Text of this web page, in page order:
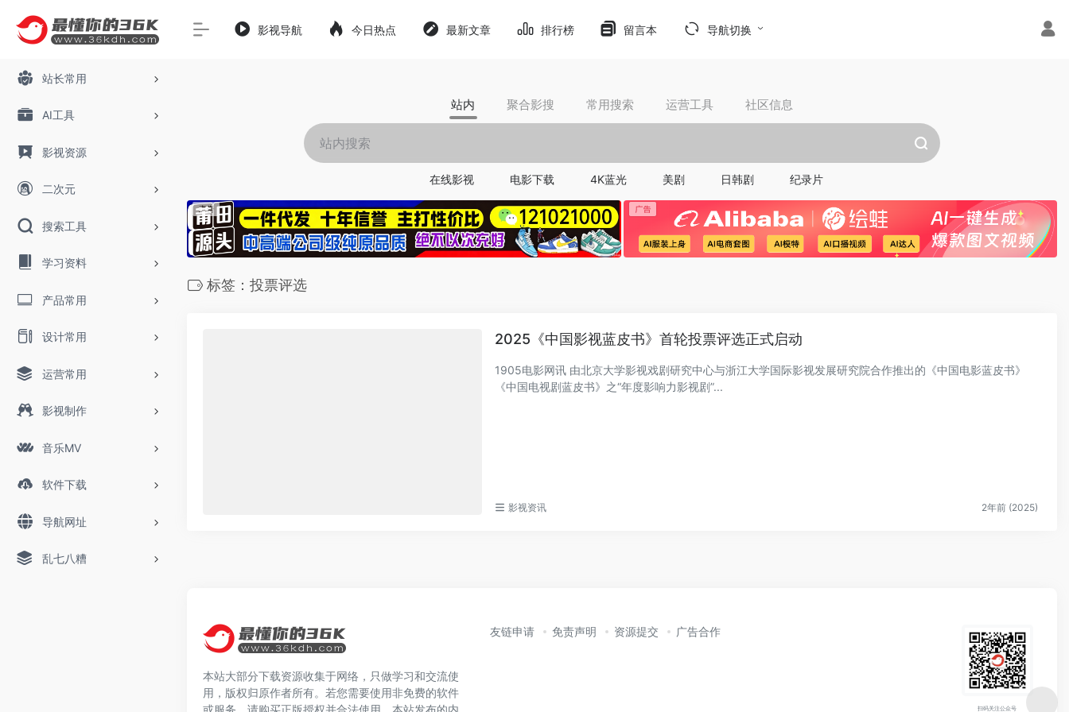
站长常用
AI工具
影视资源
二次元
搜索工具
学习资料
产品常用
设计常用
运营常用
影视制作
音乐MV
软件下载
导航网址
乱七八糟
影视导航 今日热点 最新文章 排行榜 留言本 导航切换
站内 聚合影搜 常用搜索 运营工具 社区信息
在线影视 电影下载 4K蓝光 美剧 日韩剧 纪录片
标签：投票评选
2025《中国影视蓝皮书》首轮投票评选正式启动
1905电影网讯 由北京大学影视戏剧研究中心与浙江大学国际影视发展研究院合作推出的《中国电影蓝皮书》
《中国电视剧蓝皮书》之“年度影响力影视剧”...
影视资讯 2年前 (2025)
本站大部分下载资源收集于网络，只做学习和交流使
用，版权归原作者所有。若您需要使用非免费的软件
或服务，请购买正版授权并合法使用。本站发布的内
友链申请 免责声明 资源提交 广告合作
扫码关注公众号